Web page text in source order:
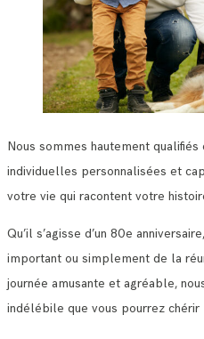
Nous sommes hautement
individuelles personnalisées et
votre vie qui racontent votre
Qu’il s’agisse d’un 80e
important ou simplement de la
journée amusante et agréable,
indélébile que vous pourrez chérir